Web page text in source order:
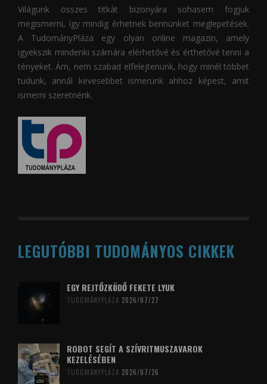
Világunk összes titkát bizonyára sohasem fogjuk
megismerni, így mindig érhetnek bennünket meglepetések.
A TudományPláza egy olyan online magazin, amely
igyekszik mindenki számára elérhetővé és érthetővé tenni a
tényeket. Ám, nem szabad elfelejtenünk, hogy minél többet
tudunk, annál kevesebbet ismerünk ahhoz képest, amit
ismerni szeretnénk.
LEGUTÓBBI TUDOMÁNYOS CIKKEK
EGY REJTŐZKÖDŐ FEKETE LYUK
TUDOMÁNYPLÁZA 2026/07/27
ROBOT SEGÍT A SZÍVRITMUSZAVAROK
KEZELÉSÉBEN
TUDOMÁNYPLÁZA 2026/07/26